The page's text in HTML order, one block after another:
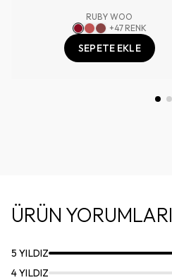
RUBY WOO
+47 RENK
SEPETE EKLE
ÜRÜN YORUMLARI
5 YILDIZ
4YILDIZ